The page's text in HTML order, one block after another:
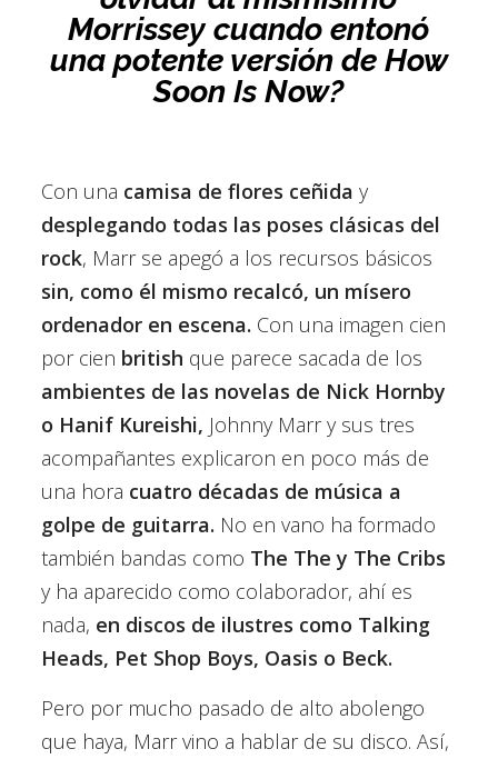
Morrissey cuando entonó
una potente versión de How
Soon Is Now?
Con una camisa de flores ceñida y
desplegando todas las poses clásicas del
rock, Marr se apegó a los recursos básicos
sin, como él mismo recalcó, un mísero
ordenador en escena. Con una imagen cien
por cien british que parece sacada de los
ambientes de las novelas de Nick Hornby
o Hanif Kureishi, Johnny Marr y sus tres
acompañantes explicaron en poco más de
una hora cuatro décadas de música a
golpe de guitarra. No en vano ha formado
también bandas como The The y The Cribs
y ha aparecido como colaborador, ahí es
nada, en discos de ilustres como Talking
Heads, Pet Shop Boys, Oasis o Beck.
Pero por mucho pasado de alto abolengo
que haya, Marr vino a hablar de su disco. Así,